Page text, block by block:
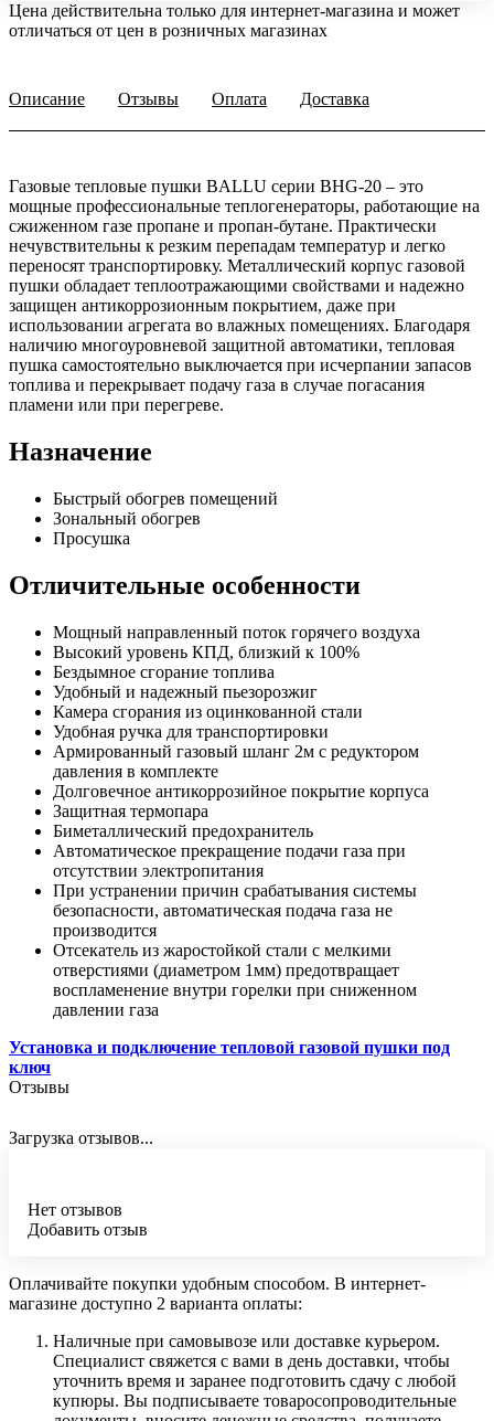
Цена действительна только для интернет-магазина и может
отличаться от цен в розничных магазинах
Описание Отзывы Оплата Доставка
Газовые тепловые пушки BALLU серии BHG-20 – это
мощные профессиональные теплогенераторы, работающие на
сжиженном газе пропане и пропан-бутане. Практически
нечувствительны к резким перепадам температур и легко
переносят транспортировку. Металлический корпус газовой
пушки обладает теплоотражающими свойствами и надежно
защищен антикоррозионным покрытием, даже при
использовании агрегата во влажных помещениях. Благодаря
наличию многоуровневой защитной автоматики, тепловая
пушка самостоятельно выключается при исчерпании запасов
топлива и перекрывает подачу газа в случае погасания
пламени или при перегреве.
Назначение
Быстрый обогрев помещений
Зональный обогрев
Просушка
Отличительные особенности
Мощный направленный поток горячего воздуха
Высокий уровень КПД, близкий к 100%
Бездымное сгорание топлива
Удобный и надежный пьезорозжиг
Камера сгорания из оцинкованной стали
Удобная ручка для транспортировки
Армированный газовый шланг 2м с редуктором
давления в комплекте
Долговечное антикоррозийное покрытие корпуса
Защитная термопара
Биметаллический предохранитель
Автоматическое прекращение подачи газа при
отсутствии электропитания
При устранении причин срабатывания системы
безопасности, автоматическая подача газа не
производится
Отсекатель из жаростойкой стали с мелкими
отверстиями (диаметром 1мм) предотвращает
воспламенение внутри горелки при сниженном
давлении газа
Установка и подключение тепловой газовой пушки под
ключ
Отзывы
Загрузка отзывов...
Нет отзывов
Добавить отзыв
Оплачивайте покупки удобным способом. В интернет-
магазине доступно 2 варианта оплаты:
Наличные при самовывозе или доставке курьером.
Специалист свяжется с вами в день доставки, чтобы
уточнить время и заранее подготовить сдачу с любой
купюры. Вы подписываете товаросопроводительные